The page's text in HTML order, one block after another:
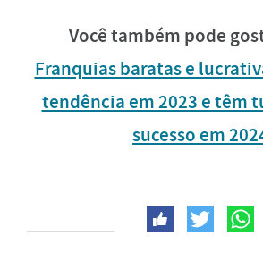
Você também pode
Franquias baratas e
tendência em 2023 e têm
sucesso em